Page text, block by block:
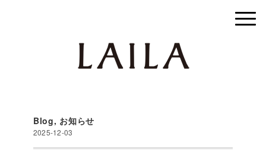
Blog, お知らせ
2025-12-03